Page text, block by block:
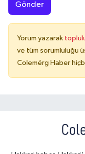
Gönder
Yorum yazarak
ve tüm sorumluluğu
Colemérg Haber